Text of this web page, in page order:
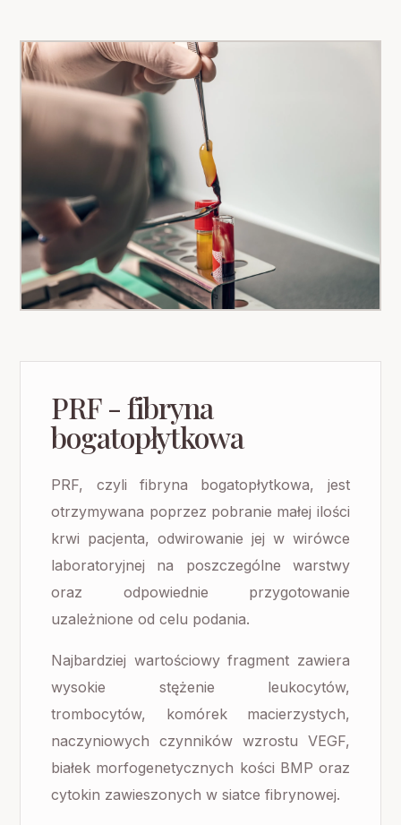
PRF - fibryna
bogatopłytkowa
PRF, czyli fibryna bogatopłytkowa, jest
otrzymywana poprzez pobranie małej ilości
krwi pacjenta, odwirowanie jej w wirówce
laboratoryjnej na poszczególne warstwy
oraz odpowiednie przygotowanie
uzależnione od celu podania.
Najbardziej wartościowy fragment zawiera
wysokie stężenie leukocytów,
trombocytów, komórek macierzystych,
naczyniowych czynników wzrostu VEGF,
białek morfogenetycznych kości BMP oraz
cytokin zawieszonych w siatce fibrynowej.